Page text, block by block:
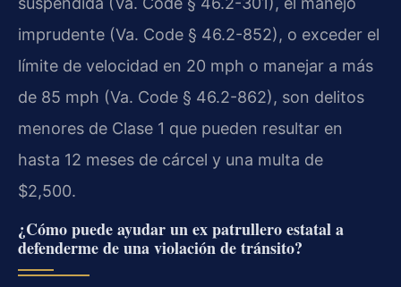
imprudente (Va. Code § 46.2-852), o exceder el
límite de velocidad en 20 mph o manejar a más
de 85 mph (Va. Code § 46.2-862), son delitos
menores de Clase 1 que pueden resultar en
hasta 12 meses de cárcel y una multa de
$2,500.
¿Cómo puede ayudar un ex patrullero estatal a
defenderme de una violación de tránsito?